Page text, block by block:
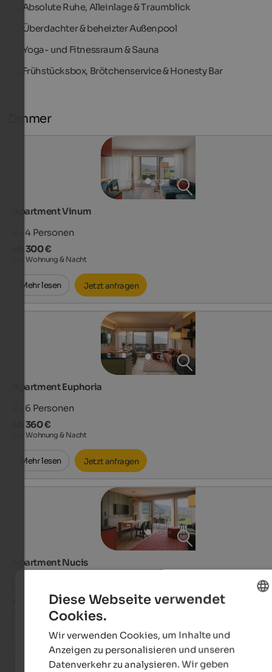
Absolute Ruhe, Alleinlage & Traumblick
Überdachter & beheizter Außenpool
Yoga- und Fitnessraum & Sauna
Frühstücksbox, Brötchenservice & Honesty Bar
Zimmer
Apartment Vinum
2 - 4 Personen
ab 300 €
pro Wohnung & Nacht
Mehr lesen Jetzt anfragen
Apartment Euphoria
2 - 6 Personen
ab 360 €
pro Wohnung & Nacht
Mehr lesen Jetzt anfragen
Apartment Nucis
pro Wohnung & Nacht
Mehr lesen Jetzt anfragen GERMAN
Diese Webseite verwendet
Cookies.
Wir verwenden Cookies, um Inhalte und
Anzeigen zu personalisieren und unseren
Datenverkehr zu analysieren. Wir geben